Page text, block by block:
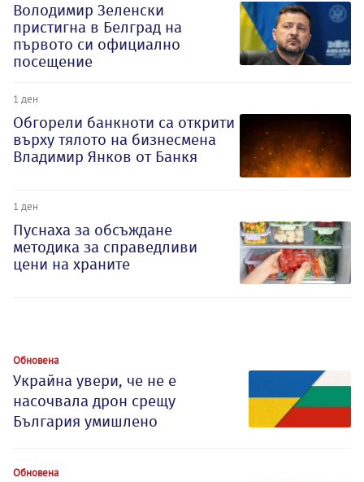
Володимир Зеленски
пристигна в Белград на
първото си официално
посещение
1 ден
Обгорели банкноти са открити
върху тялото на бизнесмена
Владимир Янков от Банкя
1 ден
Пуснаха за обсъждане
методика за справедливи
цени на храните
Обновена
Украйна увери, че не е
насочвала дрон срещу
България умишлено
Обновена